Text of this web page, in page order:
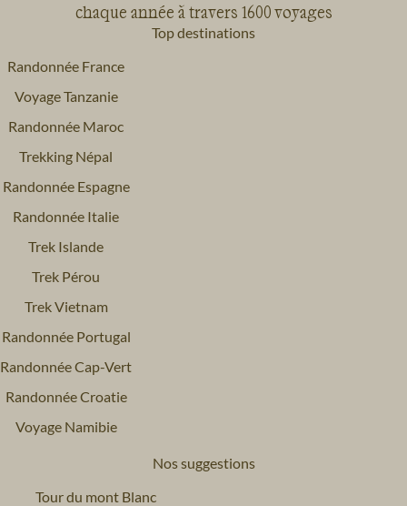
chaque année à travers 1600 voyages
Top destinations
Randonnée France
Voyage Tanzanie
Randonnée Maroc
Trekking Népal
Randonnée Espagne
Randonnée Italie
Trek Islande
Trek Pérou
Trek Vietnam
Randonnée Portugal
Randonnée Cap-Vert
Randonnée Croatie
Voyage Namibie
Nos suggestions
Tour du mont Blanc